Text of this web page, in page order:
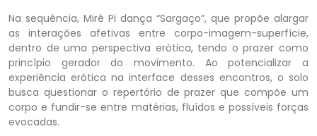
Na sequência, Mirê Pi dança “Sargaço”, que propõe alargar
as interações afetivas entre corpo-imagem-superfície,
dentro de uma perspectiva erótica, tendo o prazer como
princípio gerador do movimento. Ao potencializar a
experiência erótica na interface desses encontros, o solo
busca questionar o repertório de prazer que compõe um
corpo e fundir-se entre matérias, fluídos e possíveis forças
evocadas.